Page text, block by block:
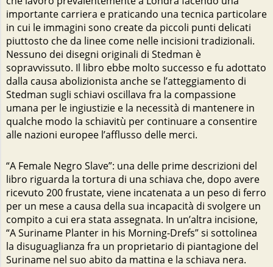
importante carriera e praticando una tecnica particolare
in cui le immagini sono create da piccoli punti delicati
piuttosto che da linee come nelle incisioni tradizionali.
Nessuno dei disegni originali di Stedman è
sopravvissuto. Il libro ebbe molto successo e fu adottato
dalla causa abolizionista anche se l’atteggiamento di
Stedman sugli schiavi oscillava fra la compassione
umana per le ingiustizie e la necessità di mantenere in
qualche modo la schiavitù per continuare a consentire
alle nazioni europee l’afflusso delle merci.
“A Female Negro Slave”: una delle prime descrizioni del
libro riguarda la tortura di una schiava che, dopo avere
ricevuto 200 frustate, viene incatenata a un peso di ferro
per un mese a causa della sua incapacità di svolgere un
compito a cui era stata assegnata. In un’altra incisione,
“A Suriname Planter in his Morning-Drefs” si sottolinea
la disuguaglianza fra un proprietario di piantagione del
Suriname nel suo abito da mattina e la schiava nera.